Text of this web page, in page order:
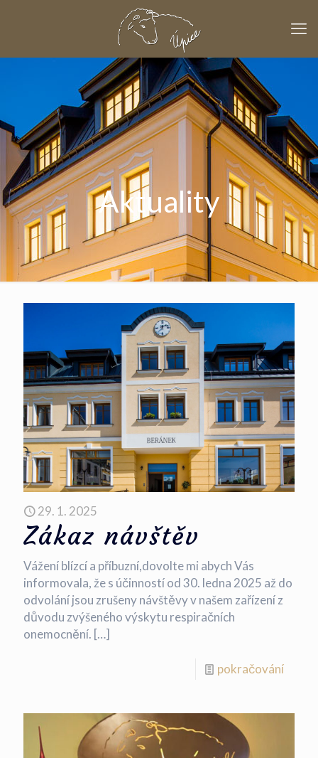
Aktuality
29. 1. 2025
Zákaz návštěv
Vážení blízcí a příbuzní,dovolte mi abych Vás
informovala, že s účinností od 30. ledna 2025 až do
odvolání jsou zrušeny návštěvy v našem zařízení z
důvodu zvýšeného výskytu respiračních
onemocnění. […]
pokračování